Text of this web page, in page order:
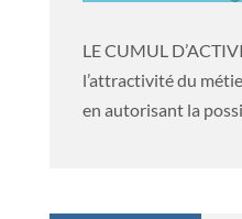
LE CUMUL
l’attractivité du
en autorisant la